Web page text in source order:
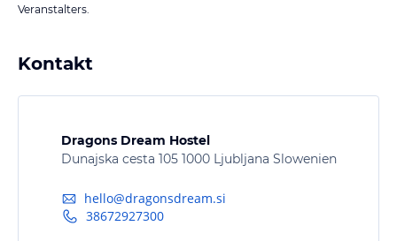
Veranstalters.
Kontakt
Dragons Dream Hostel
Dunajska cesta 105 1000 Ljubljana Slowenien
hello@dragonsdream.si
38672927300